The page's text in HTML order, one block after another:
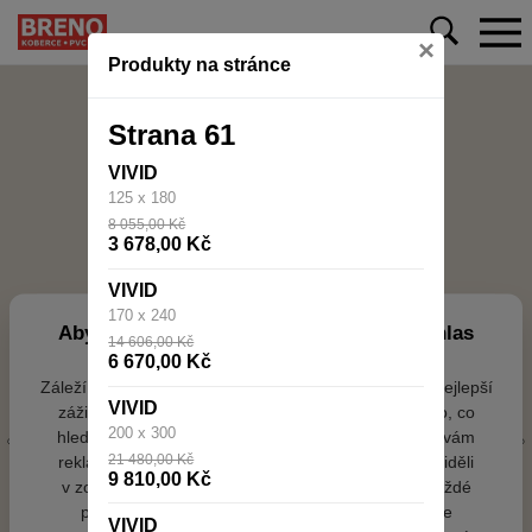
Produkty na stránce ×
Strana 61
VIVID
125 x 180
8 055,00 Kč
3 678,00 Kč
VIVID
170 x 240
14 606,00 Kč
6 670,00 Kč
VIVID
200 x 300
21 480,00 Kč
9 810,00 Kč
VIVID
Aby web fungoval tak, jak ho znáte (souhlas
Záleží nám na tom, aby pro vás nakupování bylo co nejlepší
zážitkem. Abyste na našich stránkách rychle našli to, co
hledáte, ušetřili spoustu klikání a nezobrazovaly se vám
reklamy na věci, které vás nezajímají. Abyste web viděli
v zobrazení na které jste zvyklí a nemuseli se pokaždé
přihlašovat. Proto od vás potřebujeme souhlas se